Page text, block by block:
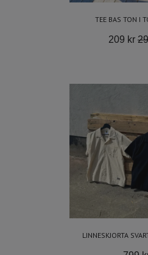
TEE BAS TON I
209 kr
LINNESKJORTA